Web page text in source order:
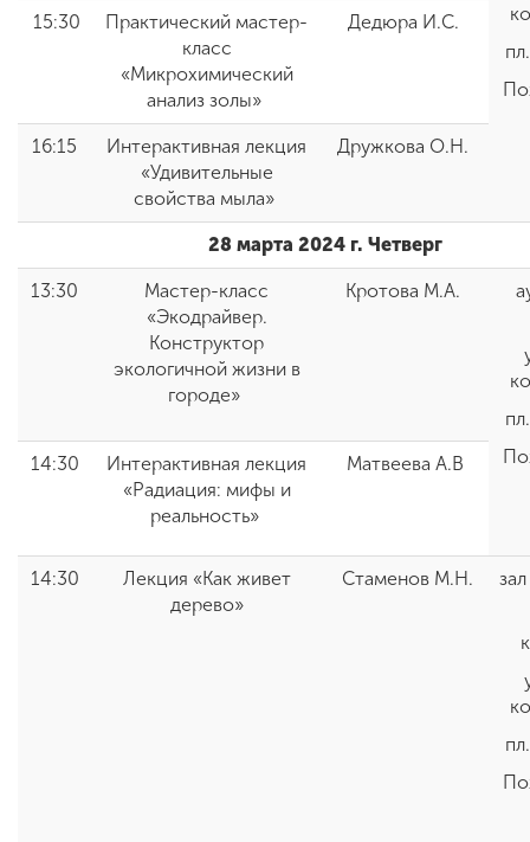
15:30
Практический мастер-
класс
«Микрохимический
анализ золы»
Дедюра И.С.
16:15
Интерактивная лекция
«Удивительные
свойства мыла»
Дружкова О.Н.
28 марта 2024 г. Четверг
13:30
Мастер-класс
«Экодрайвер.
Конструктор
экологичной жизни в
городе»
Кротова М.А.
14:30
Интерактивная лекция
«Радиация: мифы и
реальность»
Матвеева А.В
14:30
Лекция «Как живет
дерево»
Стаменов М.Н.